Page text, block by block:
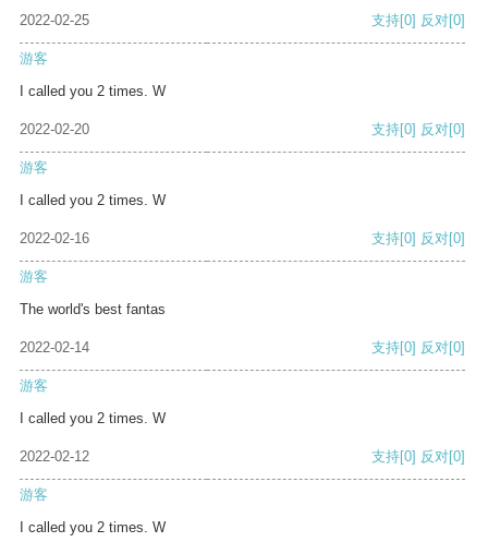
2022-02-25 支持[0] 反对[0]
游客
I called you 2 times. W
2022-02-20 支持[0] 反对[0]
游客
I called you 2 times. W
2022-02-16 支持[0] 反对[0]
游客
The world's best fantas
2022-02-14 支持[0] 反对[0]
游客
I called you 2 times. W
2022-02-12 支持[0] 反对[0]
游客
I called you 2 times. W